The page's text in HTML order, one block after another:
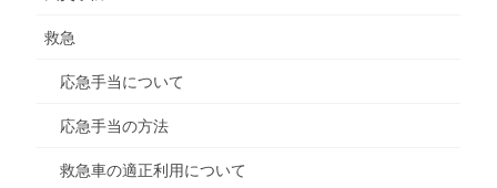
救急
応急手当について
応急手当の方法
救急車の適正利用について